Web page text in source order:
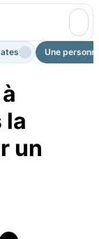
Une
la
un